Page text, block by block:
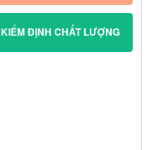
KIỂM ĐỊNH CHẤT LƯỢNG